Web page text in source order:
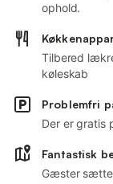
ophold.
Tilbered
køleskab
Problemfri
Der er gratis
Fantastisk
Gæster